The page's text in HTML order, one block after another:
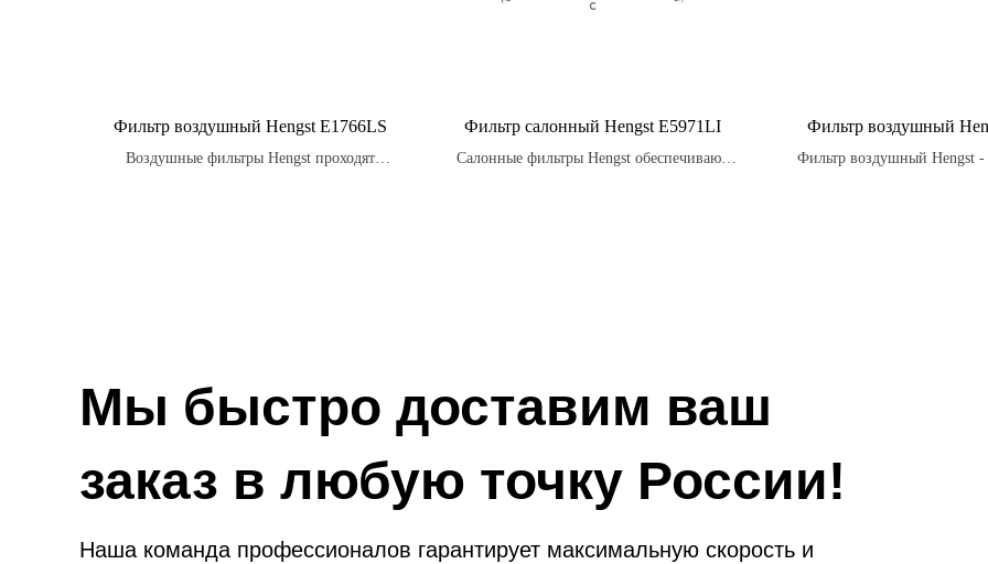
Фильтр воздушный Hengst E1766LS
Воздушные фильтры Hengst проходят
Фильтр салонный Hengst E5971LI
Салонные фильтры Hengst обеспечивают
Фильтр воздушный
Фильтр воздушный Hengst -
Мы быстро доставим ваш
заказ в любую точку России!
Наша команда профессионалов гарантирует максимальную скорость и